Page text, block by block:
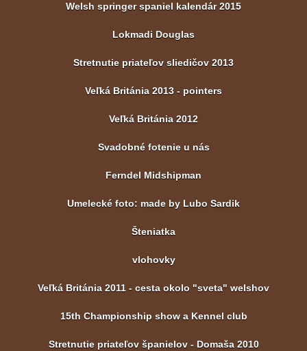
Welsh springer spaniel kalendár 2015
Lokmadi Douglas
Stretnutie priateľov sliedičov 2013
Veľká Británia 2013 - pointers
Veľká Británia 2012
Svadobné fotenie u nás
Ferndel Midshipman
Umelecké foto: made by Lubo Sardik
Šteniatka
vlohovky
Veľká Británia 2011 - cesta okolo "sveta" welshov
15th Championship show a Kennel club
Stretnutie priateľov španielov - Domaša 2010